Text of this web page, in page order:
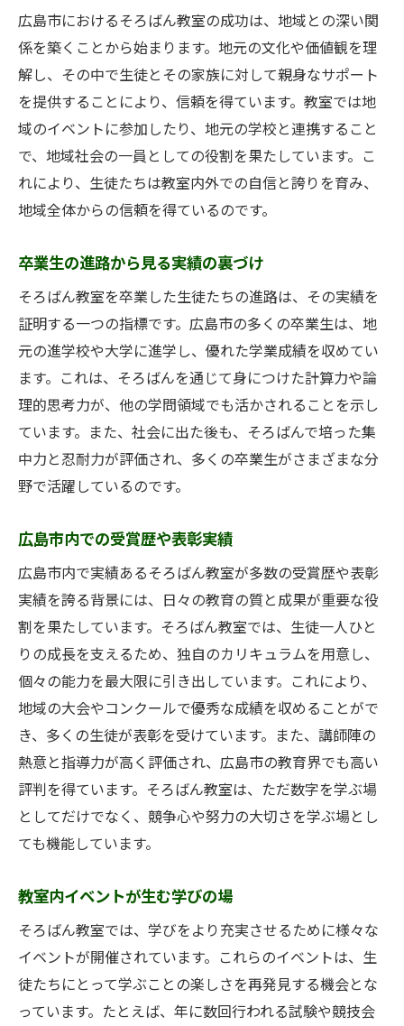
個別指導で実現する効果的な学び
目標設定で培う持続力
広島市で評判のそろばん教室が大切にする教育
方針
生徒主体の学びの環境創り
一人ひとりに寄り添う個別対応
自主性を引き出す授業展開
挑戦を応援するサポート体制
継続的な成長を促す評価基準
実際の声で知る教室の雰囲気
保護者が感じた安心感と信頼
卒業生が語るそろばんの効果
学びの楽しさを伝える生徒の声
リピート率から見る信頼度
カリキュラムの工夫が光るそろばん教室の実績
学年別に考案された独自のカリキュラム
柔軟な授業時間と内容の選択
オンライン対応で広がる学びの可能性
季節講習で集中力を強化
成果に結びつく評価とフィードバック
広島市でそろばん教室を選ぶ理由とは？
地域に根差した教育の安心感
経験豊富な講師陣の存在
アクセスの良さと教室の立地
多様なニーズに応えるプログラム
実績あるそろばん教室が広島市で提供する学び
広島市におけるそろばん教室の成功は、地域との深い関
係を築くことから始まります。地元の文化や価値観を理
解し、その中で生徒とその家族に対して親身なサポート
を提供することにより、信頼を得ています。教室では地
域のイベントに参加したり、地元の学校と連携すること
で、地域社会の一員としての役割を果たしています。こ
れにより、生徒たちは教室内外での自信と誇りを育み、
地域全体からの信頼を得ているのです。
卒業生の進路から見る実績の裏づけ
そろばん教室を卒業した生徒たちの進路は、その実績を
証明する一つの指標です。広島市の多くの卒業生は、地
元の進学校や大学に進学し、優れた学業成績を収めてい
ます。これは、そろばんを通じて身につけた計算力や論
理的思考力が、他の学問領域でも活かされることを示し
ています。また、社会に出た後も、そろばんで培った集
中力と忍耐力が評価され、多くの卒業生がさまざまな分
野で活躍しているのです。
広島市内での受賞歴や表彰実績
広島市内で実績あるそろばん教室が多数の受賞歴や表彰
実績を誇る背景には、日々の教育の質と成果が重要な役
割を果たしています。そろばん教室では、生徒一人ひと
りの成長を支えるため、独自のカリキュラムを用意し、
個々の能力を最大限に引き出しています。これにより、
地域の大会やコンクールで優秀な成績を収めることがで
き、多くの生徒が表彰を受けています。また、講師陣の
熱意と指導力が高く評価され、広島市の教育界でも高い
評判を得ています。そろばん教室は、ただ数字を学ぶ場
としてだけでなく、競争心や努力の大切さを学ぶ場とし
ても機能しています。
教室内イベントが生む学びの場
そろばん教室では、学びをより充実させるために様々な
イベントが開催されています。これらのイベントは、生
徒たちにとって学ぶことの楽しさを再発見する機会とな
っています。たとえば、年に数回行われる試験や競技会